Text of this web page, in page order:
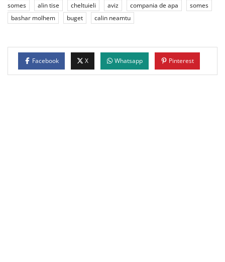
somes
alin tise cheltuieli aviz compania de apa
somes
bashar molhem
buget calin neamtu
Facebook X Whatsapp Pinterest